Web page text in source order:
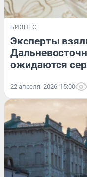
БИЗНЕС
Эксперты
ожидаются
22 апреля, 2026, 15:00